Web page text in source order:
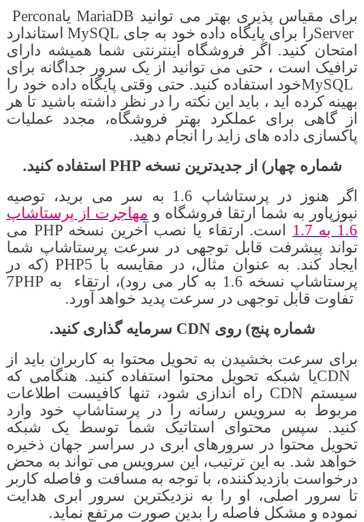
برای مقیاس پذیری بهتر می توانید MariaDB یاPercona
Serverرا برای پایگاه داده خود به جای MySQL استاندارد
امتحان کنید. اگر فروشگاه اینترنتی شما همیشه دارای
ترافیک است ، حتی می توانید از یک سرور جداگانه برای
MySQLخود استفاده کنید. حتی وقتی پایگاه داده خود را
بهینه کرده اید ، باید این نکته را در نظر داشته باشید تا هر
از گاهی برای عملکرد بهتر فروشگاه، مجدد عملیات
پاکسازی داده های زاید را انجام دهید.
شماره چهار) از جدیدترین نسخه PHP استفاده کنید.
اگر هنوز در پرستاشاپ 1.6 به سر می برید، توصیه
نیوزپاور به شما ارتقا فروشگاه و مهاجرت از پرستاشاپ
1.6 به 1.7 است. ارتقاء یا نصب آخرین نسخه PHP می
تواند پیشرفت قابل توجهی در سرعت پرستاشاپ شما
ایجاد کند. به عنوان مثال، در مقایسه با PHP5 (که در
پرستاشاپ نسخه 1.6 به کار می رود)، ارتقاء به PHP
7
تفاوت قابل توجهی در سرعت پدید خواهد آورد.
شماره پنج) روی CDN سرمایه گذاری کنید.
برای سرعت بخشیدن به تحویل محتوا به کاربران باید از
CDNیا شبکه تحویل محتوا استفاده کنید. هنگامی که
سیستم CDN راه اندازی شود، تنها کافیست اطلاعات
مربوط به سرویس رسانه را در
پرستاشاپ خود وارد
کنید. سپس محتوای استاتیک شما توسط یک شبکه
تحویل محتوا در سرورهای ابری در سراسر جهان ذخیره
خواهد شد. به این ترتیب، این سرویس می تواند به محض
درخواست بازدیدکننده، با توجه به مسافت و فاصله کاربر
تا سرور اصلی، او را به نزدیکترین سرور ابری هدایت
نموده و مشکل فاصله را بدین صورت مرتفع نماید.